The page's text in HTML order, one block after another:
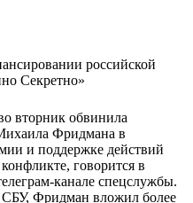
вторник обвинила
Фридмана в
и поддержке действий
говорится в
канале спецслужбы.
Фридман вложил более